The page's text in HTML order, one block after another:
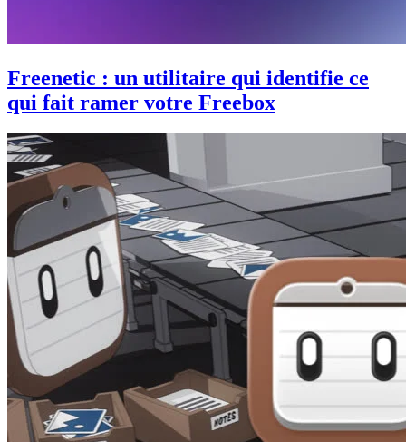
Freenetic : un utilitaire qui identifie ce
qui fait ramer votre Freebox